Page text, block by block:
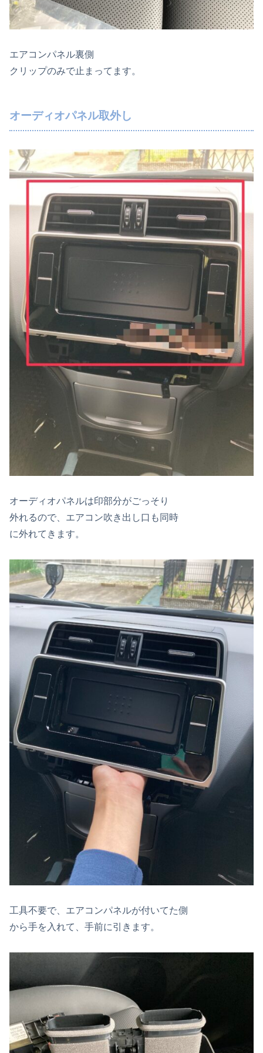
エアコンパネル裏側
クリップのみで止まってます。
オーディオパネル取外し
オーディオパネルは印部分がごっそり
外れるので、エアコン吹き出し口も同時
に外れてきます。
工具不要で、エアコンパネルが付いてた側
から手を入れて、手前に引きます。